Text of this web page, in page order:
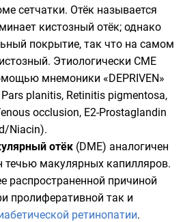
сетчатки. Отёк называется
кистозный отёк; однако
покрытие, так что на самом
Этиологически CME
мнемоники «DEPRIVEN»
planitis, Retinitis pigmentosa,
occlusion, E2-Prostaglandin
Niacin).
отёк (DME) аналогичен
течью макулярных капилляров.
распространенной причиной
пролиферативной так и
ретинопатии.